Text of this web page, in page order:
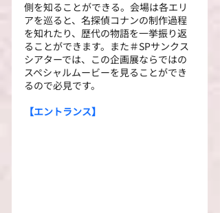
側を知ることができる。会場は各エリ
アを巡ると、名探偵コナンの制作過程
を知れたり、歴代の物語を一挙振り返
ることができます。また＃SPサンクス
シアターでは、この企画展ならではの
スペシャルムービーを見ることができ
るので必見です。
【エントランス】